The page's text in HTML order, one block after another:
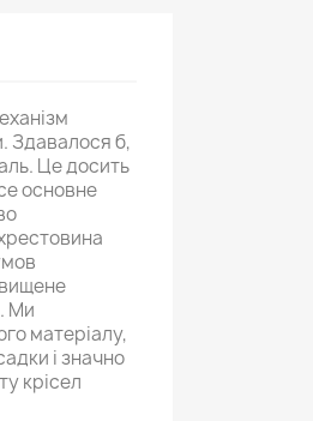
Здавалося б,
Це досить
основне
Ми
матеріалу,
і значно
крісел